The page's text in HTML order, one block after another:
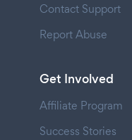
Contact Support
Report Abuse
Get Involved
Affiliate Program
Success Stories